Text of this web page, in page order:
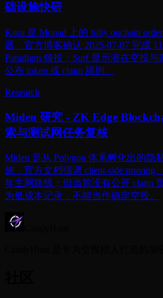
础设施快研
Kuru 是 Monad 上的 fully onchain
器，官方博客确认 2025-07-07 完成
Paradigm 领投；Surf 显示潜在空投
公布 token 或 claim 规则。
Research
Miden 研究 - ZK Edge
索与测试网任务复核
Miden 是从 Polygon 体系孵化出的隐
施，官方文档强调 client-side proving
年主网路线；但当前没有公开 claim
为低成本记录，不能当作确定空投。